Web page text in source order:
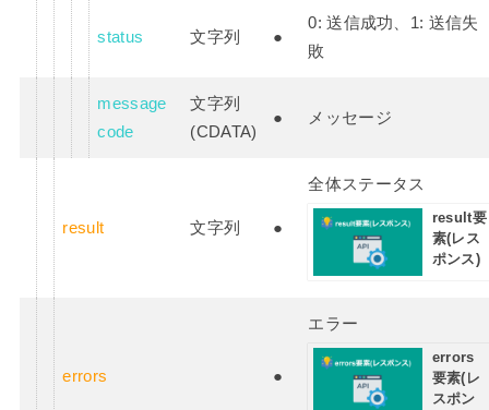
status 文字列 ●
0: 送信成功、1: 送信失
敗
message
code
文字列
(CDATA)
● メッセージ
result 文字列 ●
全体ステータス
result要
素(レス
ポンス)
errors ●
エラー
errors
要素(レ
スポン